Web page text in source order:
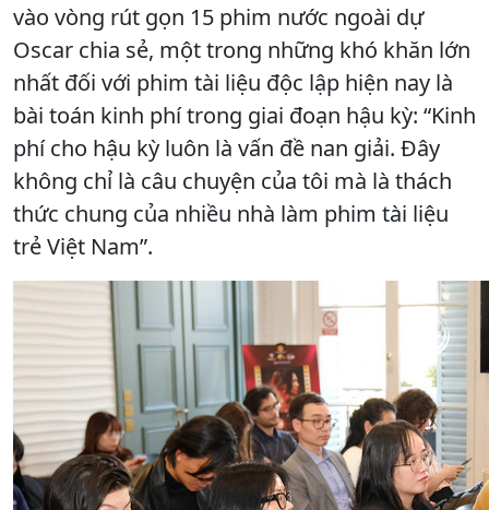
vào vòng rút gọn 15 phim nước ngoài dự
Oscar chia sẻ, một trong những khó khăn lớn
nhất đối với phim tài liệu độc lập hiện nay là
bài toán kinh phí trong giai đoạn hậu kỳ: “Kinh
phí cho hậu kỳ luôn là vấn đề nan giải. Đây
không chỉ là câu chuyện của tôi mà là thách
thức chung của nhiều nhà làm phim tài liệu
trẻ Việt Nam”.